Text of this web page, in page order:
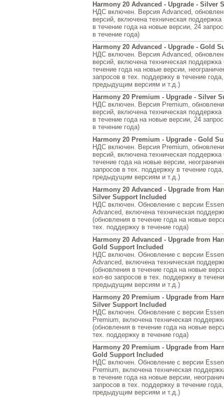
Harmony 20 Advanced - Upgrade - Silver
НДС включен. Версия Advanced,
версий, включена техническая
в течение года на новые версии, 24
в течение года)
Harmony 20 Advanced - Upgrade - Gold
НДС включен. Версия Advanced,
версий, включена техническая
течение года на новые версии,
запросов в тех. поддержку в течение
предыдущим версиям и т.д.)
Harmony 20 Premium - Upgrade - Silver
НДС включен. Версия Premium,
версий, включена техническая
в течение года на новые версии, 24
в течение года)
Harmony 20 Premium - Upgrade - Gold
НДС включен. Версия Premium,
версий, включена техническая
течение года на новые версии,
запросов в тех. поддержку в течение
предыдущим версиям и т.д.)
Harmony 20 Advanced - Upgrade from
Silver Support Included
НДС включен. Обновление с версии
Advanced, включена техническая
(обновления в течение года на новые
тех. поддержку в течение года)
Harmony 20 Advanced - Upgrade from
Gold Support Included
НДС включен. Обновление с версии
Advanced, включена техническая
(обновления в течение года на новые
кол-во запросов в тех. поддержку в
предыдущим версиям и т.д.)
Harmony 20 Premium - Upgrade from
Silver Support Included
НДС включен. Обновление с версии
Premium, включена техническая
(обновления в течение года на новые
тех. поддержку в течение года)
Harmony 20 Premium - Upgrade from
Gold Support Included
НДС включен. Обновление с версии
Premium, включена техническая
в течение года на новые версии,
запросов в тех. поддержку в течение
предыдущим версиям и т.д.)